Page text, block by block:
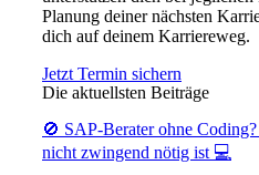
Planung deiner nächsten
dich auf deinem Karriereweg.
Jetzt Termin sichern
Die aktuellsten Beiträge
🚫 SAP-Berater ohne
nicht zwingend nötig ist 💻